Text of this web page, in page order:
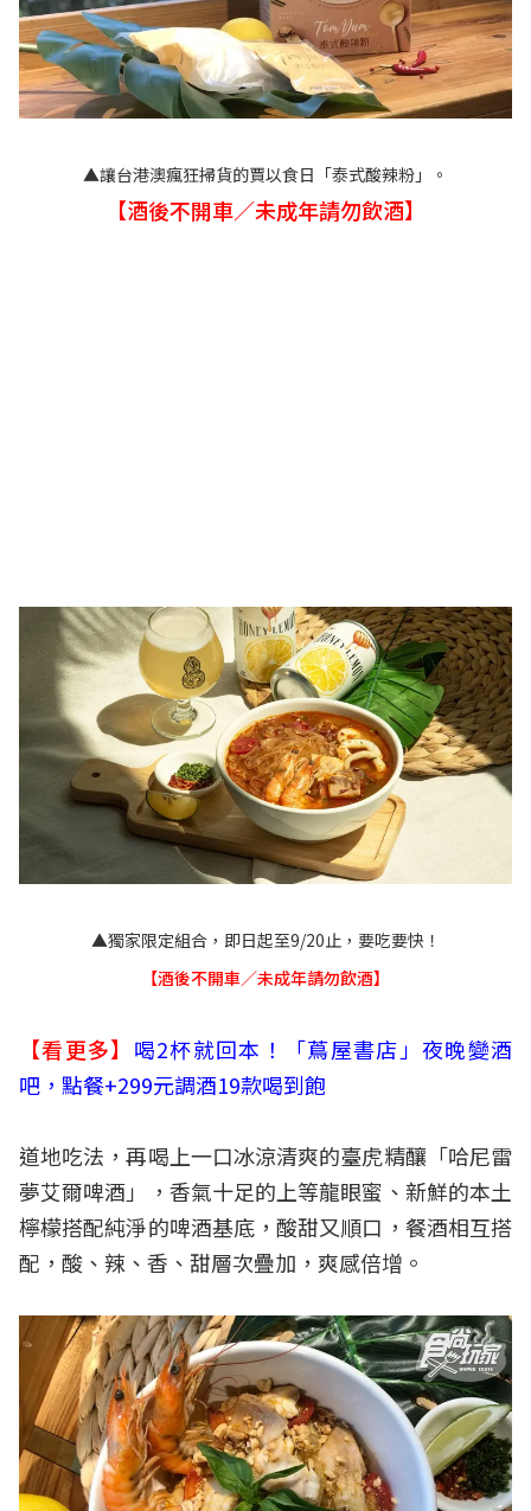
▲讓台港澳瘋狂掃貨的賈以食日「泰式酸辣粉」。
【酒後不開車／未成年請勿飲酒】
▲獨家限定組合，即日起至9/20止，要吃要快！
【酒後不開車／未成年請勿飲酒】
【看更多】 喝2杯就回本！「蔦屋書店」夜晚變酒
吧，點餐+299元調酒19款喝到飽
道地吃法，再喝上一口冰涼清爽的臺虎精釀「哈尼雷
夢艾爾啤酒」，香氣十足的上等龍眼蜜、新鮮的本土
檸檬搭配純淨的啤酒基底，酸甜又順口，餐酒相互搭
配，酸、辣、香、甜層次疊加，爽感倍增。